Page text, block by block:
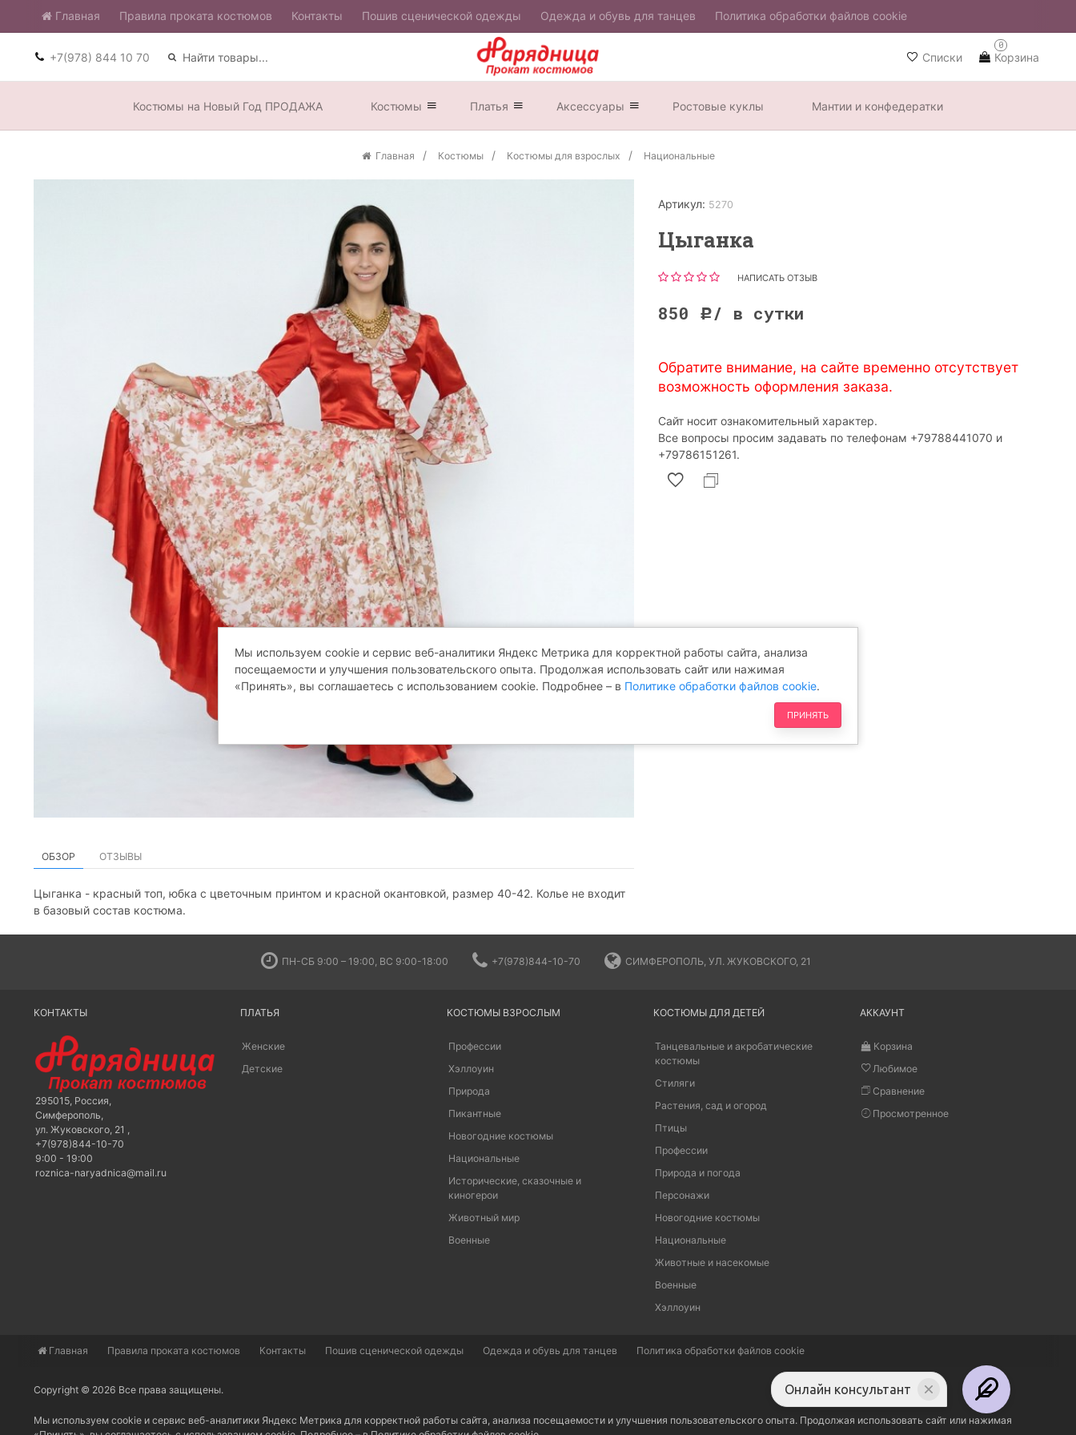
Главная ​Правила проката костюмов Контакты Пошив сценической одежды Одежда и обувь для танцев Политика обработки файлов cookie
+7(978) 844 10 70 Списки Корзина
0
Костюмы на Новый Год ПРОДАЖА Костюмы Платья Аксессуары Ростовые куклы Мантии и конфедератки
Главная Костюмы Костюмы для взрослых Национальные
Артикул: 5270
Цыганка
НАПИСАТЬ ОТЗЫВ
850 Р / в сутки
Обратите внимание, на сайте временно отсутствует
возможность оформления заказа.
Сайт носит ознакомительный характер.
Все вопросы просим задавать по телефонам ‎+79788441070 и
‎+79786151261.
ОБЗОР ОТЗЫВЫ
Цыганка - красный топ, юбка с цветочным принтом и красной окантовкой, размер 40-42. Колье не входит
в базовый состав костюма.
ПН-СБ 9:00 – 19:00, ВС 9:00-18:00 +7(978)844-10-70 СИМФЕРОПОЛЬ, УЛ. ЖУКОВСКОГО, 21
КОНТАКТЫ
295015, Россия,
Симферополь,
ул. Жуковского, 21 ,
+7(978)844-10-70
9:00 - 19:00
roznica-naryadnica@mail.ru
ПЛАТЬЯ
Женские
Детские
КОСТЮМЫ ВЗРОСЛЫМ
Профессии
Хэллоуин
Природа
Пикантные
Новогодние костюмы
Национальные
Исторические, сказочные и
киногерои
Животный мир
Военные
КОСТЮМЫ ДЛЯ ДЕТЕЙ
Танцевальные и акробатические
костюмы
Стиляги
Растения, сад и огород
Птицы
Профессии
Природа и погода
Персонажи
Новогодние костюмы
Национальные
Животные и насекомые
Военные
Хэллоуин
АККАУНТ
Корзина
Любимое
Сравнение
Просмотренное
Главная ​Правила проката костюмов Контакты Пошив сценической одежды Одежда и обувь для танцев Политика обработки файлов cookie
Copyright © 2026 Все права защищены.
Мы используем cookie и сервис веб-аналитики Яндекс Метрика для корректной работы сайта, анализа посещаемости и улучшения пользовательского опыта. Продолжая использовать сайт или нажимая
Мы используем cookie и сервис веб-аналитики Яндекс Метрика для корректной работы сайта, анализа
посещаемости и улучшения пользовательского опыта. Продолжая использовать сайт или нажимая
«Принять», вы соглашаетесь с использованием cookie. Подробнее – в Политике обработки файлов cookie.
ПРИНЯТЬ
Онлайн консультант